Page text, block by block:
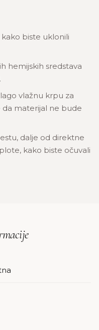
biste uklonili
hemijskih sredstava
vlažnu krpu za
materijal ne bude
dalje od direktne
kako biste očuvali